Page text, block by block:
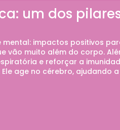
um dos
mental: impactos positivos
vão muito além do corpo.
e reforçar a
age no cérebro, ajudando